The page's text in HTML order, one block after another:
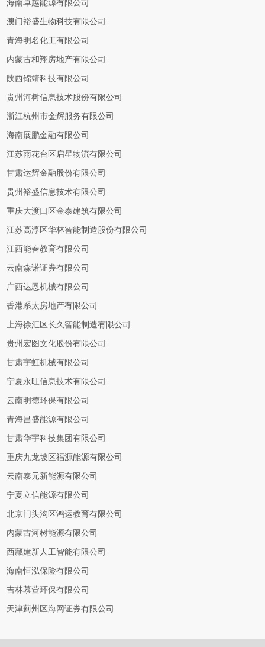
海南卓越能源有限公司
澳门裕盛生物科技有限公司
青海明名化工有限公司
内蒙古和翔房地产有限公司
陕西锦靖科技有限公司
贵州河树信息技术股份有限公司
浙江杭州市金辉服务有限公司
海南展鹏金融有限公司
江苏雨花台区启星物流有限公司
甘肃达辉金融股份有限公司
贵州裕盛信息技术有限公司
重庆大渡口区金泰建筑有限公司
江苏高淳区华林智能制造股份有限公司
江西能春教育有限公司
云南森诺证券有限公司
广西达恩机械有限公司
香港系太房地产有限公司
上海徐汇区长久智能制造有限公司
贵州宏图文化股份有限公司
甘肃宇虹机械有限公司
宁夏永旺信息技术有限公司
云南明德环保有限公司
青海昌盛能源有限公司
甘肃华宇科技集团有限公司
重庆九龙坡区福源能源有限公司
云南泰元新能源有限公司
宁夏立信能源有限公司
北京门头沟区鸿运教育有限公司
内蒙古河树能源有限公司
西藏建新人工智能有限公司
海南恒泓保险有限公司
吉林慕萱环保有限公司
天津蓟州区海网证券有限公司